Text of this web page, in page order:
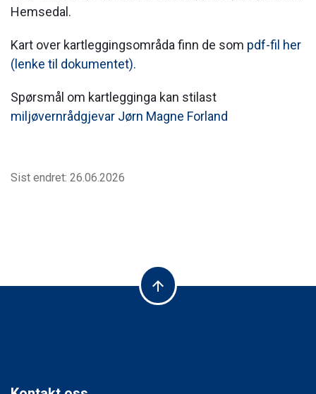
Hemsedal.
Kart over kartleggingsområda finn de som pdf-fil her
(lenke til dokumentet).
Spørsmål om kartlegginga kan stilast
miljøvernrådgjevar Jørn Magne Forland
Sist endret: 26.06.2026
arrow_upward